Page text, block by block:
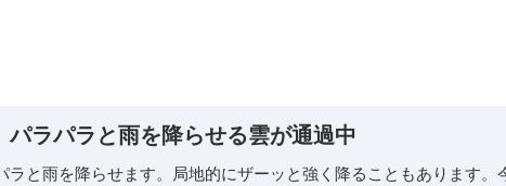
パラパラと雨を降らせる雲が通過中
ラと雨を降らせます。局地的にザーッと強く降ることもあります。